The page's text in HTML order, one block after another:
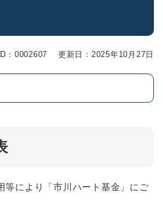
：0002607 更新日：2025年10月27日
等により「市川ハート基金」にご